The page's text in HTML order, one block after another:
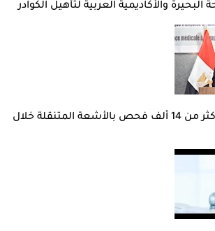
والأكاديمية العربية لتأهيل الكوادر
وزارة الصحة: أكثر من 14 ألف فحص بالأشعة المتنقلة خلال